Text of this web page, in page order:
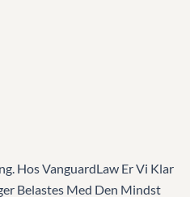
Hos VanguardLaw Er Vi Klar
Belastes Med Den Mindst